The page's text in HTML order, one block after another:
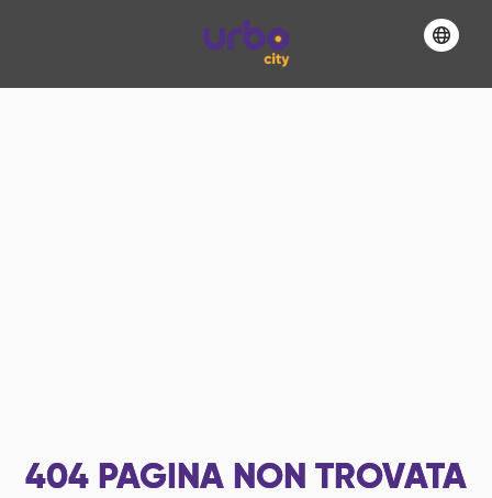
404 PAGINA NON TROVATA